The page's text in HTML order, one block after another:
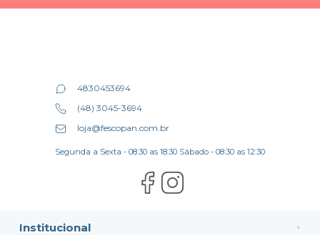
Institucional
4830453694
(48) 3045-3694
loja@fescopan.com.br
Segunda a Sexta - 08:30 as 18:30 Sábado - 08:30 as 12:30